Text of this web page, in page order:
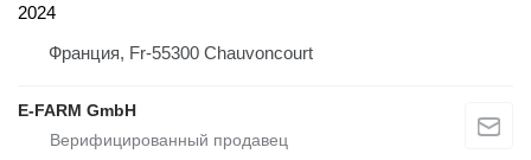
2024
Франция, Fr-55300 Chauvoncourt
E-FARM GmbH